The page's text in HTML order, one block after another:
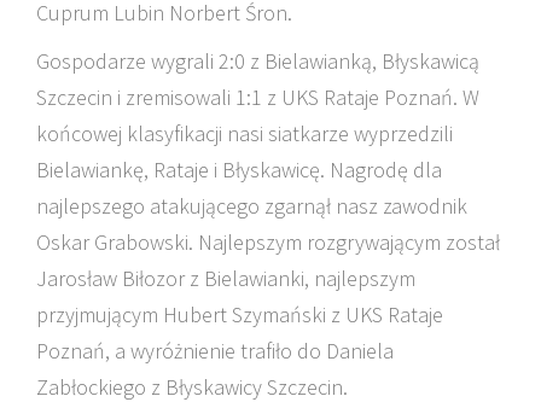
Cuprum Lubin Norbert Śron.
Gospodarze wygrali 2:0 z Bielawianką, Błyskawicą
Szczecin i zremisowali 1:1 z UKS Rataje Poznań. W
końcowej klasyfikacji nasi siatkarze wyprzedzili
Bielawiankę, Rataje i Błyskawicę. Nagrodę dla
najlepszego atakującego zgarnął nasz zawodnik
Oskar Grabowski. Najlepszym rozgrywającym został
Jarosław Biłozor z Bielawianki, najlepszym
przyjmującym Hubert Szymański z UKS Rataje
Poznań, a wyróżnienie trafiło do Daniela
Zabłockiego z Błyskawicy Szczecin.